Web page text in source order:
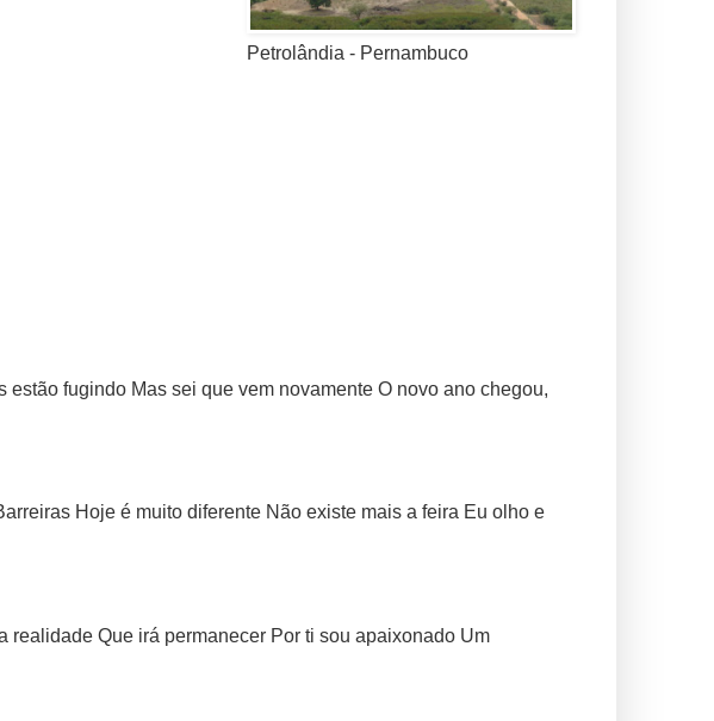
Petrolândia - Pernambuco
fugindo Mas sei que vem novamente O novo ano chegou,
Hoje é muito diferente Não existe mais a feira Eu olho e
Que irá permanecer Por ti sou apaixonado Um